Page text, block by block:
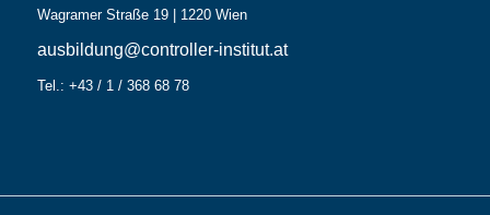
Wagramer Straße 19 | 1220 Wien
ausbildung@controller-institut.at
Tel.: +43 / 1 / 368 68 78